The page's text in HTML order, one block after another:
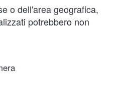
o dell'area geografica,
potrebbero non